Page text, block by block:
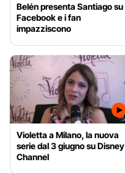
Belén presenta Santiago su
Facebook e i fan
impazziscono
Violetta a Milano, la nuova
serie dal 3 giugno su Disney
Channel